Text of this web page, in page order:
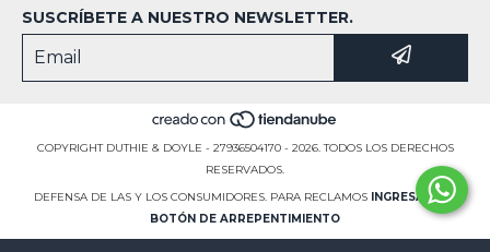
SUSCRÍBETE A NUESTRO NEWSLETTER.
COPYRIGHT DUTHIE & DOYLE - 27936504170 - 2026. TODOS LOS DERECHOS
RESERVADOS.
DEFENSA DE LAS Y LOS CONSUMIDORES. PARA RECLAMOS INGRESÁ ACÁ.
BOTÓN DE ARREPENTIMIENTO